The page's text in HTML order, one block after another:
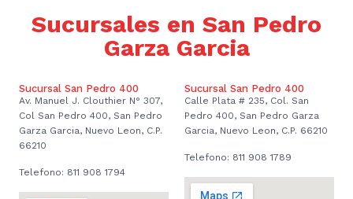
Sucursales en San Pedro
Garza Garcia
Sucursal San Pedro 400
Av. Manuel J. Clouthier N° 307,
Col San Pedro 400, San Pedro
Garza Garcia, Nuevo Leon, C.P.
66210
Telefono: 811 908 1794
Sucursal San Pedro 400
Calle Plata # 235, Col. San
Pedro 400, San Pedro Garza
Garcia, Nuevo Leon, C.P. 66210
Telefono: 811 908 1789